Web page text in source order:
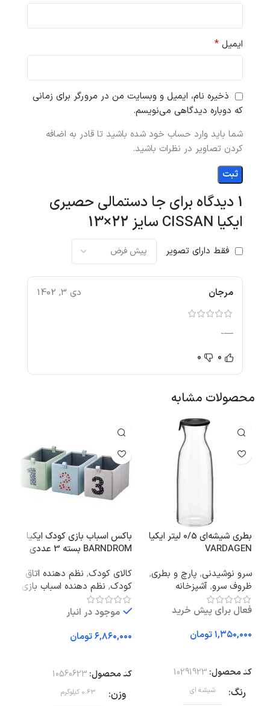
1 دیدگاه برای
جا دستمالی حصیری
ایکیا CISSAN سایز 22×13
فقط دارای تصویر
مرجان دی 3, 1402
—-
0
0
ایمیل *
ذخیره نام، ایمیل و وبسایت من در مرورگر برای زمانی
که دوباره دیدگاهی می‌نویسم.
شما باید وارد حساب خود شده باشید تا قادر به اضافه
کردن تصاویر در نظرات باشید.
محصولات مشابه
بطری شیشه‌ای 0/5 لیتر ایکیا
VARDAGEN
سرو نوشیدنی, پارچ و بطری,
ظروف سرو, آشپزخانه
فعال برای پیش خرید
تومان
کد محصول: 10291923
رنگ شیشه ای
باکس اسباب بازی کودک ایکیا
BARNDROM بسته 3 عددی
کالای کودک, نظم دهنده اتاق
کودک, نظم دهنده اسباب بازی
موجود در انبار
تومان
کد محصول: 10560623
وزن 0.63 کیلوگرم